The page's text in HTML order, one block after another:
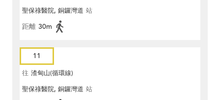
聖保祿醫院, 銅鑼灣道 站
距離 30m
11
往 渣甸山(循環線)
聖保祿醫院, 銅鑼灣道 站